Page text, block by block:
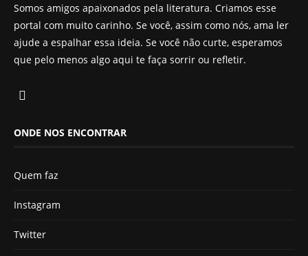
Somos amigos apaixonados pela literatura. Criamos esse
portal com muito carinho. Se você, assim como nós, ama ler
ajude a espalhar essa ideia. Se você não curte, esperamos
que pelo menos algo aqui te faça sorrir ou refletir.
ONDE NOS ENCONTRAR
Quem faz
Instagram
Twitter